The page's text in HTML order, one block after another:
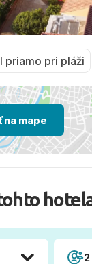
priamo pri pláži
mape
2